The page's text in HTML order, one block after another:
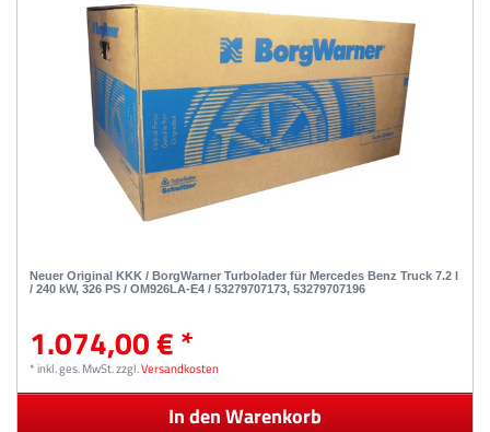
Neuer Original KKK / BorgWarner Turbolader für Mercedes Benz Truck 7.2 l
/ 240 kW, 326 PS / OM926LA-E4 / 53279707173, 53279707196
1.074,00 € *
*inkl. ges. MwSt.zzgl.Versandkosten
In den Warenkorb